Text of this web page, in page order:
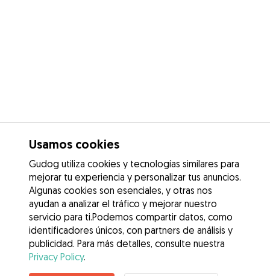
Contacta con Pamela
Usamos cookies
Gudog utiliza cookies y tecnologías similares para
mejorar tu experiencia y personalizar tus anuncios.
Algunas cookies son esenciales, y otras nos
ayudan a analizar el tráfico y mejorar nuestro
servicio para ti.Podemos compartir datos, como
identificadores únicos, con partners de análisis y
publicidad. Para más detalles, consulte nuestra
Privacy Policy.